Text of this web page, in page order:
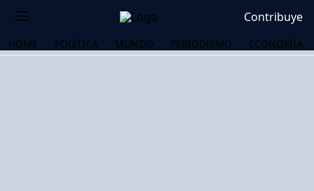
Contribuye
HOME POLÍTICA MUNDO PERIODISMO ECONOMÍA